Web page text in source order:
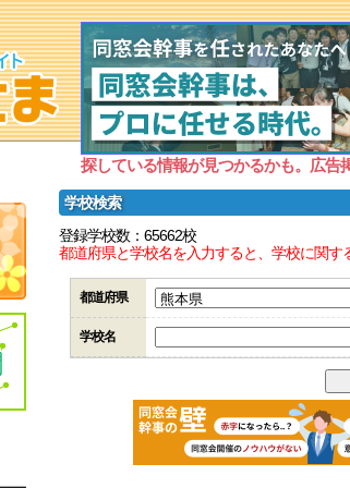
探している情報が見つかるかも。広告
学校検索
登録学校数：65662校
都道府県と学校名を入力すると、学校に関す
都道府県
学校名